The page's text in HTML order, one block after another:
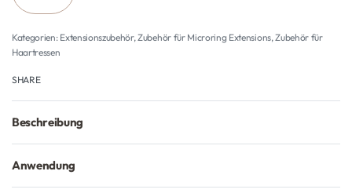
Kategorien: Extensionszubehör,Zubehör für Microring Extensions,Zubehör für
Haartressen
SHARE
Beschreibung
Anwendung